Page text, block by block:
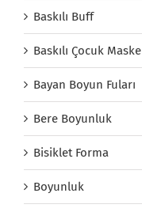
Baskılı Buff
Baskılı Çocuk Maske
Bayan Boyun Fuları
Bere Boyunluk
Bisiklet Forma
Boyunluk